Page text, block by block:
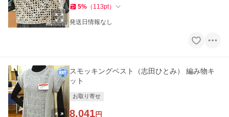
5% （ 113pt）
発送日情報なし
スモッキングベスト（志田ひとみ） 編み物キ
ット
お取り寄せ
8,041円